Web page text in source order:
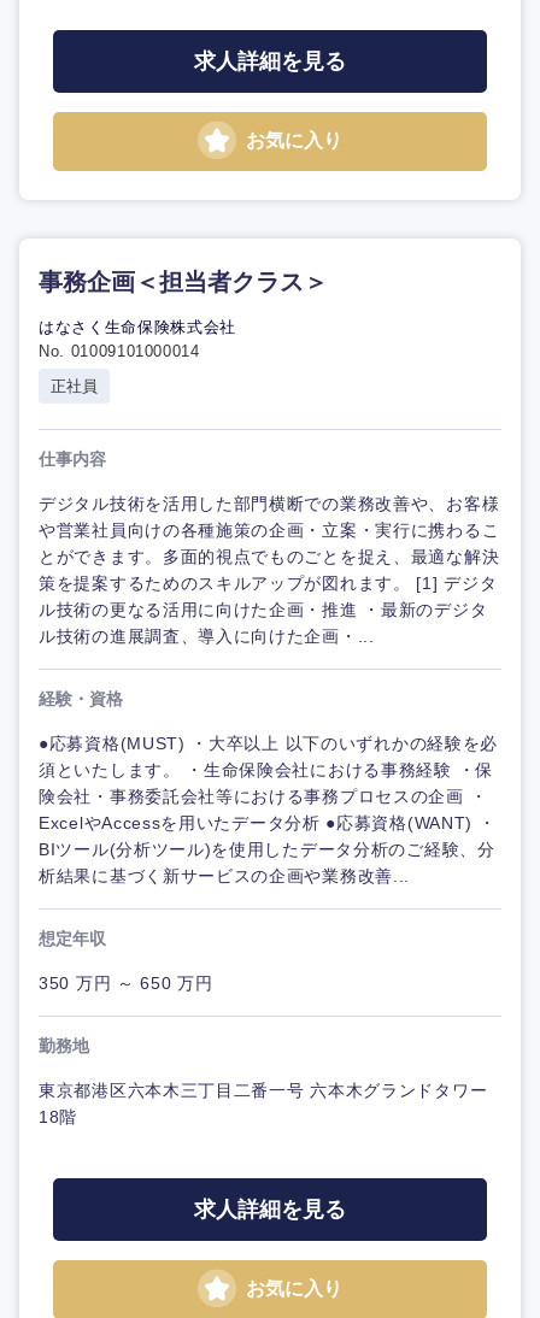
求人詳細を見る
お気に入り
事務企画＜担当者クラス＞
はなさく生命保険株式会社
No. 01009101000014
正社員
仕事内容
デジタル技術を活用した部門横断での業務改善や、お客様
や営業社員向けの各種施策の企画・立案・実行に携わるこ
とができます。多面的視点でものごとを捉え、最適な解決
策を提案するためのスキルアップが図れます。 [1] デジタ
ル技術の更なる活用に向けた企画・推進 ・最新のデジタ
ル技術の進展調査、導入に向けた企画・...
経験・資格
●応募資格(MUST) ・大卒以上 以下のいずれかの経験を必
須といたします。 ・生命保険会社における事務経験 ・保
険会社・事務委託会社等における事務プロセスの企画 ・
ExcelやAccessを用いたデータ分析 ●応募資格(WANT) ・
BIツール(分析ツール)を使用したデータ分析のご経験、分
析結果に基づく新サービスの企画や業務改善...
想定年収
350 万円 ～ 650 万円
勤務地
東京都港区六本木三丁目二番一号 六本木グランドタワー
18階
求人詳細を見る
お気に入り